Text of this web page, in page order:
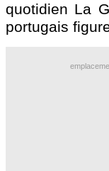
quotidien La
portugais